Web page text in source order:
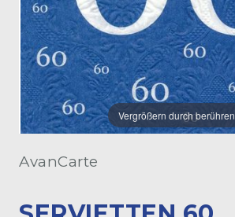
Vergrößern durch berühren
AvanCarte